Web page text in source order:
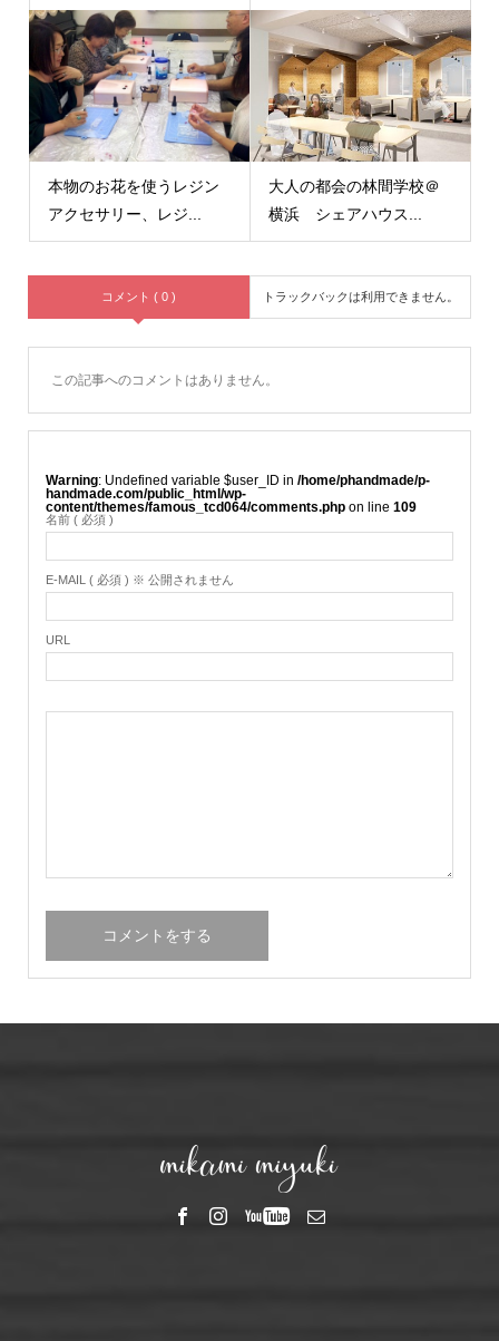
本物のお花を使うレジン
アクセサリー、レジ...
大人の都会の林間学校＠
横浜 シェアハウス...
コメント ( 0 ) トラックバックは利用できません。
この記事へのコメントはありません。
Warning : Undefined variable $user_ID in /home/phandmade/p-
handmade.com/public_html/wp-
content/themes/famous_tcd064/comments.phpon line 109
名前 ( 必須 )
E-MAIL ( 必須 ) ※ 公開されません
URL